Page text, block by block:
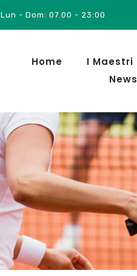
Lun - Dom: 07.00 - 23:00
Home I Maestri
News